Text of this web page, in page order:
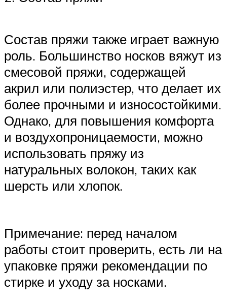
Состав пряжи также играет важную
роль. Большинство носков вяжут из
смесовой пряжи, содержащей
акрил или полиэстер, что делает их
более прочными и износостойкими.
Однако, для повышения комфорта
и воздухопроницаемости, можно
использовать пряжу из
натуральных волокон, таких как
шерсть или хлопок.
Примечание: перед началом
работы стоит проверить, есть ли на
упаковке пряжи рекомендации по
стирке и уходу за носками.